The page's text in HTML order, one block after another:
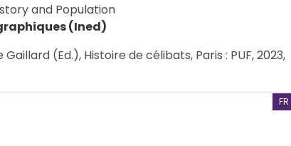
and Population
(Ined)
(Ed.), Histoire de célibats, Paris : PUF, 2023,
FR